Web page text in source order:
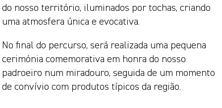
do nosso território, iluminados por tochas, criando
uma atmosfera única e evocativa.
No final do percurso, será realizada uma pequena
cerimónia comemorativa em honra do nosso
padroeiro num miradouro, seguida de um momento
de convívio com produtos típicos da região.